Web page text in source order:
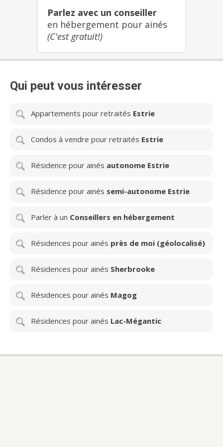
heureuse, enrichissante et saine. Il est primordial que
les familles soient rassurées que leurs proches
évoluent dans un environnement sûr et qu'ils
participent à la vie quotidienne dans nos résidences
selon leurs envies et leurs intérêts. Chartwell offre un
éventail complet de résidences pour retraités. Il s'agit
du plus important propriétaire et gestionnaire de
Chartwell compte plus de 10 000 résidents et emploie
environ 3 000 employés. Pour de plus amples
Parlez avec un conseiller
en hébergement pour ainés
(C'est gratuit!)
Qui peut vous intéresser
Appartements pour retraités Estrie
Condos à vendre pour retraités Estrie
Résidence pour ainés autonome Estrie
Résidence pour ainés semi-autonome Estrie
Parler à un Conseillers en hébergement
Résidences pour ainés près de moi (géolocalisé)
Résidences pour ainés Sherbrooke
Résidences pour ainés Magog
Résidences pour ainés Lac-Mégantic